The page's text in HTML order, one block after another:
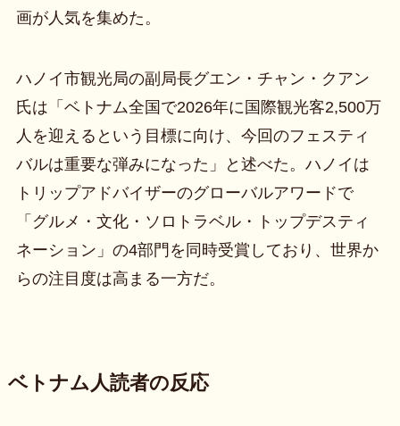
画が人気を集めた。
ハノイ市観光局の副局長グエン・チャン・クアン
氏は「ベトナム全国で2026年に国際観光客2,500万
人を迎えるという目標に向け、今回のフェスティ
バルは重要な弾みになった」と述べた。ハノイは
トリップアドバイザーのグローバルアワードで
「グルメ・文化・ソロトラベル・トップデスティ
ネーション」の4部門を同時受賞しており、世界か
らの注目度は高まる一方だ。
ベトナム人読者の反応